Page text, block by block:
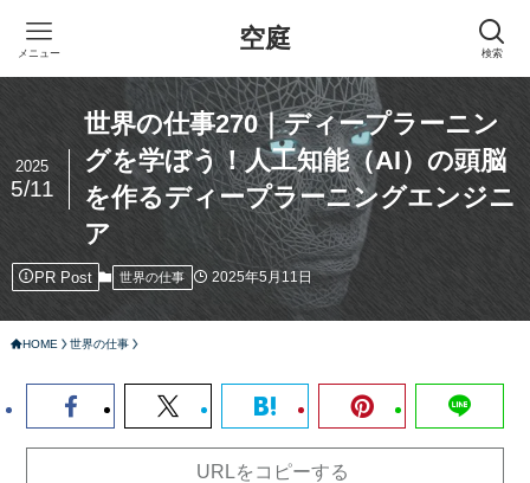
空庭 検索
メニュー
世界の仕事270｜ディープラーニン
グを学ぼう！人工知能（AI）の頭脳
を作るディープラーニングエンジニ
ア
2025
5/11
PR Post 世界の仕事 2025年5月11日
HOME 世界の仕事
URLをコピーする